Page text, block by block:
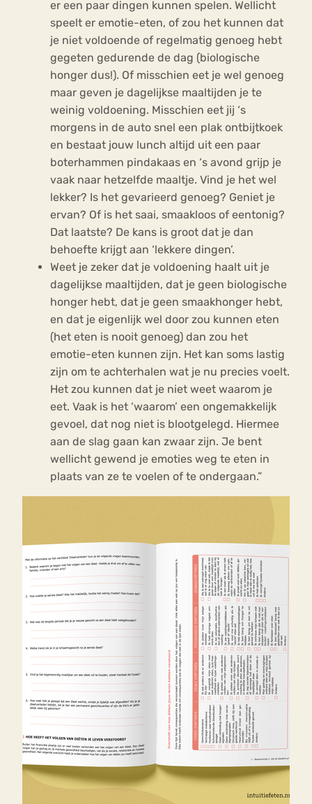
er een paar dingen kunnen spelen. Wellicht
speelt er emotie-eten, of zou het kunnen dat
je niet voldoende of regelmatig genoeg hebt
gegeten gedurende de dag (biologische
honger dus!). Of misschien eet je wel genoeg
maar geven je dagelijkse maaltijden je te
weinig voldoening. Misschien eet jij ‘s
morgens in de auto snel een plak ontbijtkoek
en bestaat jouw lunch altijd uit een paar
boterhammen pindakaas en ‘s avond grijp je
vaak naar hetzelfde maaltje. Vind je het wel
lekker? Is het gevarieerd genoeg? Geniet je
ervan? Of is het saai, smaakloos of eentonig?
Dat laatste? De kans is groot dat je dan
behoefte krijgt aan ‘lekkere dingen’.
Weet je zeker dat je voldoening haalt uit je
dagelijkse maaltijden, dat je geen biologische
honger hebt, dat je geen smaakhonger hebt,
en dat je eigenlijk wel door zou kunnen eten
(het eten is nooit genoeg) dan zou het
emotie-eten kunnen zijn. Het kan soms lastig
zijn om te achterhalen wat je nu precies voelt.
Het zou kunnen dat je niet weet waarom je
eet. Vaak is het ‘waarom’ een ongemakkelijk
gevoel, dat nog niet is blootgelegd. Hiermee
aan de slag gaan kan zwaar zijn. Je bent
wellicht gewend je emoties weg te eten in
plaats van ze te voelen of te ondergaan.”